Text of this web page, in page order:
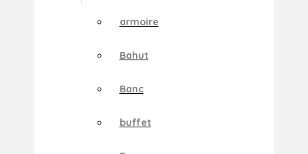
armoire
Bahut
Banc
buffet